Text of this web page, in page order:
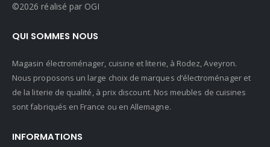
©2026 réalisé par OGI
QUI SOMMES NOUS
Magasin électroménager, cuisine et literie, à Rodez, Aveyron.
Nous proposons un large choix de marques d’électroménager et
de la literie de qualité, à prix discount. Nos meubles de cuisines
sont fabriqués en France ou en Allemagne.
INFORMATIONS